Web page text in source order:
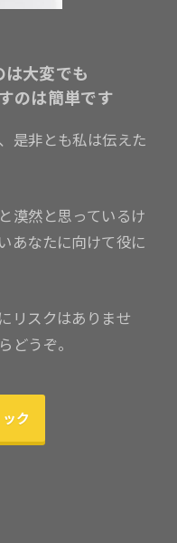
大変でも
のは簡単です
是非とも私は伝えた
漠然と思っているけ
あなたに向けて役に
リスクはありませ
どうぞ。
ク